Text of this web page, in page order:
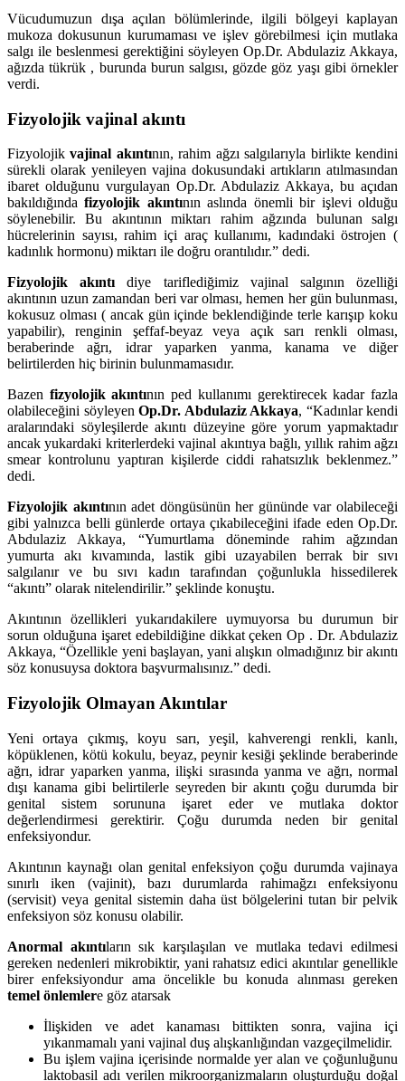
Vücudumuzun dışa açılan bölümlerinde, ilgili bölgeyi kaplayan
mukoza dokusunun kurumaması ve işlev görebilmesi için mutlaka
salgı ile beslenmesi gerektiğini söyleyen Op.Dr. Abdulaziz Akkaya,
ağızda tükrük , burunda burun salgısı, gözde göz yaşı gibi örnekler
verdi.
Fizyolojik vajinal akıntı
Fizyolojik vajinal akıntının, rahim ağzı salgılarıyla birlikte kendini
sürekli olarak yenileyen vajina dokusundaki artıkların atılmasından
ibaret olduğunu vurgulayan Op.Dr. Abdulaziz Akkaya, bu açıdan
bakıldığındafizyolojik akıntının aslında önemli bir işlevi olduğu
söylenebilir. Bu akıntının miktarı rahim ağzında bulunan salgı
hücrelerinin sayısı, rahim içi araç kullanımı, kadındaki östrojen (
kadınlık hormonu) miktarı ile doğru orantılıdır.” dedi.
Fizyolojik akıntı diye tariflediğimiz vajinal salgının özelliği
akıntının uzun zamandan beri var olması, hemen her gün bulunması,
kokusuz olması ( ancak gün içinde beklendiğinde terle karışıp koku
yapabilir), renginin şeffaf-beyaz veya açık sarı renkli olması,
beraberinde ağrı, idrar yaparken yanma, kanama ve diğer
belirtilerden hiç birinin bulunmamasıdır.
Bazen fizyolojik akıntının ped kullanımı gerektirecek kadar fazla
olabileceğini söyleyen Op.Dr. Abdulaziz Akkaya, “Kadınlar kendi
aralarındaki söyleşilerde akıntı düzeyine göre yorum yapmaktadır
ancak yukardaki kriterlerdeki vajinal akıntıya bağlı, yıllık rahim ağzı
smear kontrolunu yaptıran kişilerde ciddi rahatsızlık beklenmez.”
dedi.
Fizyolojik akıntının adet döngüsünün her gününde var olabileceği
gibi yalnızca belli günlerde ortaya çıkabileceğini ifade eden Op.Dr.
Abdulaziz Akkaya, “Yumurtlama döneminde rahim ağzından
yumurta akı kıvamında, lastik gibi uzayabilen berrak bir sıvı
salgılanır ve bu sıvı kadın tarafından çoğunlukla hissedilerek
“akıntı” olarak nitelendirilir.” şeklinde konuştu.
Akıntının özellikleri yukarıdakilere uymuyorsa bu durumun bir
sorun olduğuna işaret edebildiğine dikkat çeken Op . Dr. Abdulaziz
Akkaya, “Özellikle yeni başlayan, yani alışkın olmadığınız bir akıntı
söz konusuysa doktora başvurmalısınız.” dedi.
Fizyolojik Olmayan Akıntılar
Yeni ortaya çıkmış, koyu sarı, yeşil, kahverengi renkli, kanlı,
köpüklenen, kötü kokulu, beyaz, peynir kesiği şeklinde beraberinde
ağrı, idrar yaparken yanma, ilişki sırasında yanma ve ağrı, normal
dışı kanama gibi belirtilerle seyreden bir akıntı çoğu durumda bir
genital sistem sorununa işaret eder ve mutlaka doktor
değerlendirmesi gerektirir. Çoğu durumda neden bir genital
enfeksiyondur.
Akıntının kaynağı olan genital enfeksiyon çoğu durumda vajinaya
sınırlı iken (vajinit), bazı durumlarda rahimağzı enfeksiyonu
(servisit) veya genital sistemin daha üst bölgelerini tutan bir pelvik
enfeksiyon söz konusu olabilir.
Anormal akıntıların sık karşılaşılan ve mutlaka tedavi edilmesi
gereken nedenleri mikrobiktir, yani rahatsız edici akıntılar genellikle
birer enfeksiyondur ama öncelikle bu konuda alınması gereken
temel önlemlere göz atarsak
İlişkiden ve adet kanaması bittikten sonra, vajina içi
yıkanmamalı yani vajinal duş alışkanlığından vazgeçilmelidir.
Bu işlem vajina içerisinde normalde yer alan ve çoğunluğunu
laktobasil adı verilen mikroorganizmaların oluşturduğu doğal